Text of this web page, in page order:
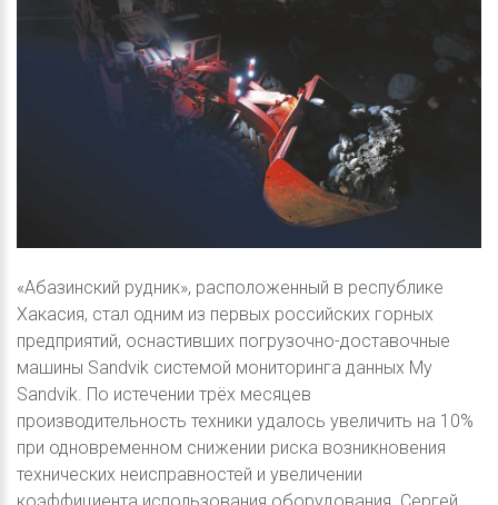
«Абазинский рудник», расположенный в республике
Хакасия, стал одним из первых российских горных
предприятий, оснастивших погрузочно-доставочные
машины Sandvik системой мониторинга данных My
Sandvik. По истечении трёх месяцев
производительность техники удалось увеличить на 10%
при одновременном снижении риска возникновения
технических неисправностей и увеличении
коэффициента использования оборудования. Сергей